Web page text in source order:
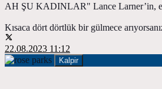
AH ŞU KADINLAR" Lance Larner’in, en
Kısaca dört dörtlük bir gülmece
22.08.2023 11:12
Kalpir